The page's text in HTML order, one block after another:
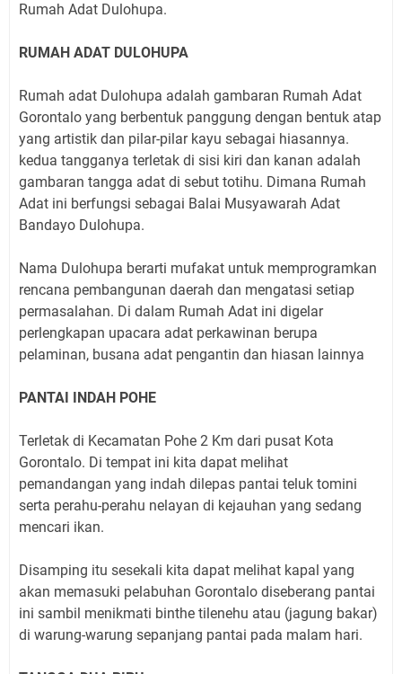
Rumah Adat Dulohupa.
RUMAH ADAT DULOHUPA
Rumah adat Dulohupa adalah gambaran Rumah Adat
Gorontalo yang berbentuk panggung dengan bentuk atap
yang artistik dan pilar-pilar kayu sebagai hiasannya.
kedua tangganya terletak di sisi kiri dan kanan adalah
gambaran tangga adat di sebut totihu. Dimana Rumah
Adat ini berfungsi sebagai Balai Musyawarah Adat
Bandayo Dulohupa.
Nama Dulohupa berarti mufakat untuk memprogramkan
rencana pembangunan daerah dan mengatasi setiap
permasalahan. Di dalam Rumah Adat ini digelar
perlengkapan upacara adat perkawinan berupa
pelaminan, busana adat pengantin dan hiasan lainnya
PANTAI INDAH POHE
Terletak di Kecamatan Pohe 2 Km dari pusat Kota
Gorontalo. Di tempat ini kita dapat melihat
pemandangan yang indah dilepas pantai teluk tomini
serta perahu-perahu nelayan di kejauhan yang sedang
mencari ikan.
Disamping itu sesekali kita dapat melihat kapal yang
akan memasuki pelabuhan Gorontalo diseberang pantai
ini sambil menikmati binthe tilenehu atau (jagung bakar)
di warung-warung sepanjang pantai pada malam hari.